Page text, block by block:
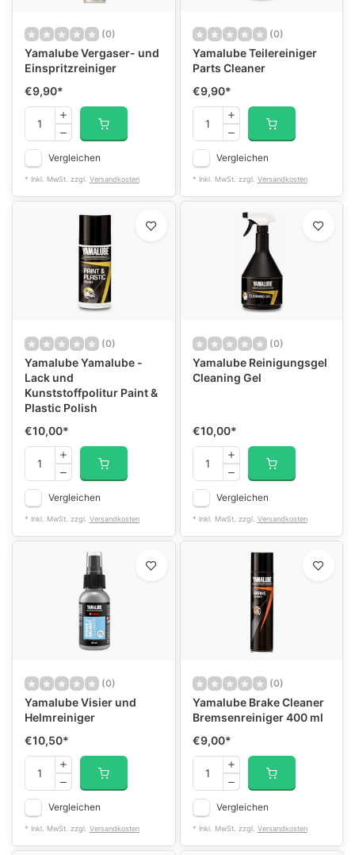
(0)
Yamalube Vergaser- und
Einspritzreiniger
€9,90*
Vergleichen
* Inkl. MwSt. zzgl. Versandkosten
(0)
Yamalube Teilereiniger
Parts Cleaner
€9,90*
Vergleichen
* Inkl. MwSt. zzgl. Versandkosten
(0)
Yamalube Yamalube -
Lack und
Kunststoffpolitur Paint &
Plastic Polish
€10,00*
Vergleichen
* Inkl. MwSt. zzgl. Versandkosten
(0)
Yamalube Reinigungsgel
Cleaning Gel
€10,00*
Vergleichen
* Inkl. MwSt. zzgl. Versandkosten
(0)
Yamalube Visier und
Helmreiniger
€10,50*
Vergleichen
* Inkl. MwSt. zzgl. Versandkosten
(0)
Yamalube Brake Cleaner
Bremsenreiniger 400 ml
€9,00*
Vergleichen
* Inkl. MwSt. zzgl. Versandkosten